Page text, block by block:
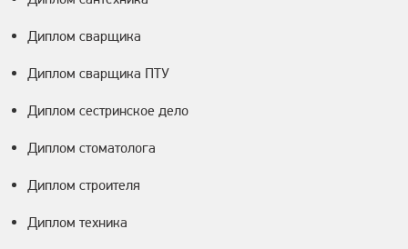
Диплом сварщика
Диплом сварщика ПТУ
Диплом сестринское дело
Диплом стоматолога
Диплом строителя
Диплом техника